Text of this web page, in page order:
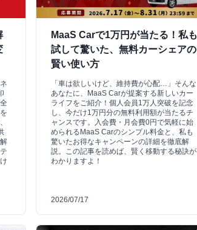
MaaS Carで1万円が当たる！私も
試して驚いた、無料カーシェアの
賢い使い方
「車は欲しいけど、維持費が心配…」そんな
あなたに、MaaS Carが提案する新しいカー
ライフをご紹介！個人会員1万人突破を記念
し、今だけ1万円分の無料利用額が当たるチ
ャンスです。入会費・月会費0円で気軽に始
められるMaaS Carのシンプル料金と、私も
驚いたお得なキャンペーンの詳細を徹底解
説。この記事を読めば、賢く移動する秘訣が
わかりますよ！
2026/07/17